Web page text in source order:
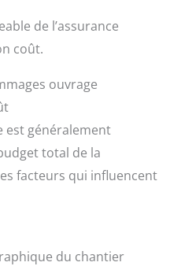
de l’assurance
coût.
ouvrage
est généralement
total de la
facteurs qui influencent
du chantier